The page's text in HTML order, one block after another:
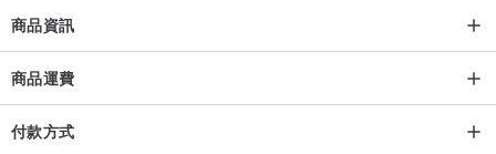
商品資訊
商品運費
付款方式